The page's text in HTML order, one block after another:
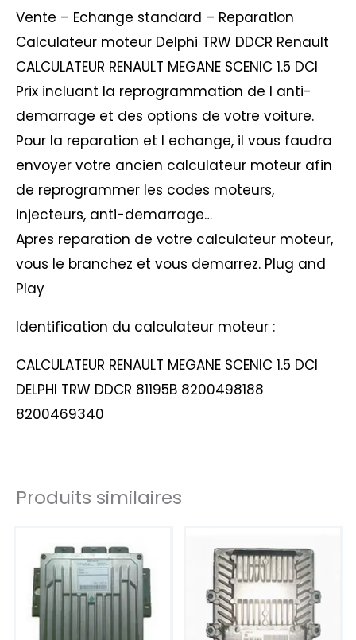
Vente – Echange standard – Reparation
Calculateur moteur Delphi TRW DDCR Renault
CALCULATEUR RENAULT MEGANE SCENIC 1.5 DCI
Prix incluant la reprogrammation de l anti-
demarrage et des options de votre voiture.
Pour la reparation et l echange, il vous faudra
envoyer votre ancien calculateur moteur afin
de reprogrammer les codes moteurs,
injecteurs, anti-demarrage…
Apres reparation de votre calculateur moteur,
vous le branchez et vous demarrez. Plug and
Play
Identification du calculateur moteur :
CALCULATEUR RENAULT MEGANE SCENIC 1.5 DCI
DELPHI TRW DDCR 81195B 8200498188
8200469340
Produits similaires